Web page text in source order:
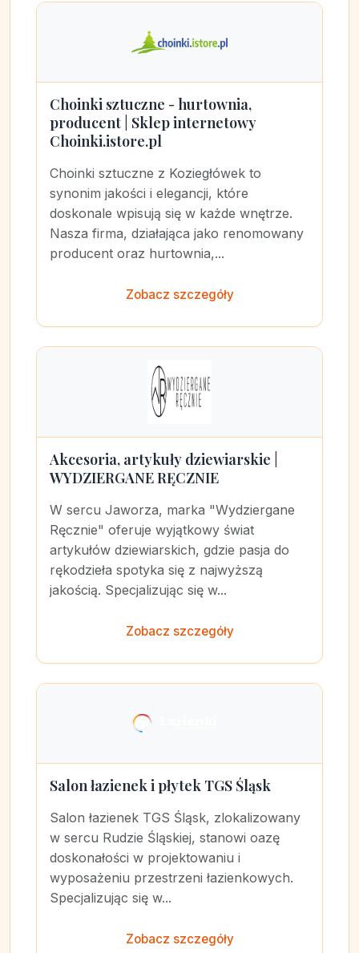
Choinki sztuczne - hurtownia,
producent | Sklep internetowy
Choinki.istore.pl
Choinki sztuczne z Koziegłówek to
synonim jakości i elegancji, które
doskonale wpisują się w każde wnętrze.
Nasza firma, działająca jako renomowany
producent oraz hurtownia,...
Zobacz szczegóły
Akcesoria, artykuły dziewiarskie |
WYDZIERGANE RĘCZNIE
W sercu Jaworza, marka "Wydziergane
Ręcznie" oferuje wyjątkowy świat
artykułów dziewiarskich, gdzie pasja do
rękodzieła spotyka się z najwyższą
jakością. Specjalizując się w...
Zobacz szczegóły
Salon łazienek i płytek TGS Śląsk
Salon łazienek TGS Śląsk, zlokalizowany
w sercu Rudzie Śląskiej, stanowi oazę
doskonałości w projektowaniu i
wyposażeniu przestrzeni łazienkowych.
Specjalizując się w...
Zobacz szczegóły